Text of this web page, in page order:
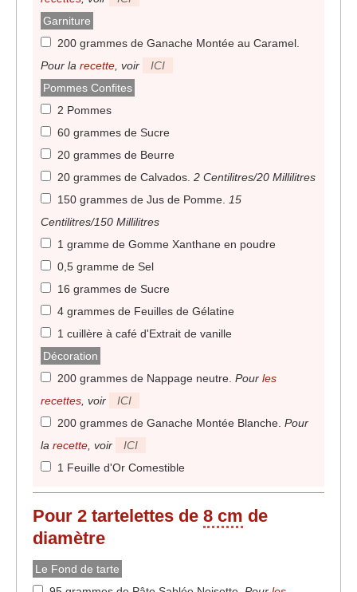
Garniture
200 grammes de Ganache Montée au Caramel.
Pour la recette, voir
ICI
Pommes Confites
2 Pommes
60 grammes de Sucre
20 grammes de Beurre
20 grammes de Calvados. 2 Centilitres/20 Millilitres
150 grammes de Jus de Pomme. 15
Centilitres/150 Millilitres
1 gramme de Gomme Xanthane en poudre
0,5 gramme de Sel
16 grammes de Sucre
4 grammes de Feuilles de Gélatine
1 cuillère à café d'Extrait de vanille
Décoration
200 grammes de Nappage neutre. Pour les
recettes, voir
ICI
200 grammes de Ganache Montée Blanche. Pour
la recette, voir
ICI
1 Feuille d'Or Comestible
Pour 2 tartelettes de 8 cm de
diamètre
Le Fond de tarte